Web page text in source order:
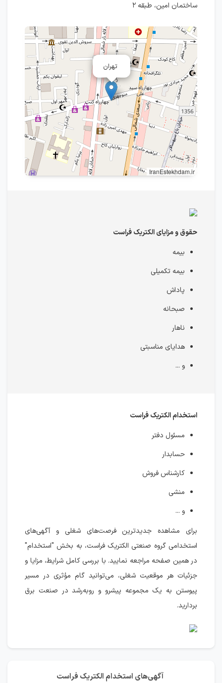
ساختمان امین، طبقه ۲
تهران
IranEstekhdam.ir
حقوق و مزایای الكتريک فراست
بیمه
بیمه تکمیلی
پاداش
صبحانه
ناهار
هدایای مناسبتی
و ...
استخدام الکتریک فراست
مسئول دفتر
حسابدار
کارشناس فروش
منشی
و ...
برای مشاهده جدیدترین فرصت‌های شغلی و آگهی‌های
استخدامی گروه صنعتی الکتریک فراست، به بخش "استخدام"
در همین صفحه مراجعه نمایید. با بررسی کامل شرایط، مزایا و
جزئیات هر موقعیت شغلی، می‌توانید گام مؤثری در مسیر
پیوستن به یک مجموعه‌ پیشرو و رو‌به‌رشد در صنعت برق
بردارید.
آگهی‌های استخدام الكتريک فراست